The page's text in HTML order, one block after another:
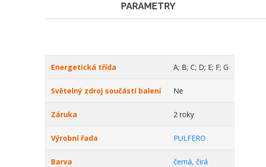
PARAMETRY
Energetická třída A; B; C; D; E; F; G
Světelný zdroj součástí balení Ne
Záruka 2 roky
Výrobní řada PULFERO
Barva černá, čirá